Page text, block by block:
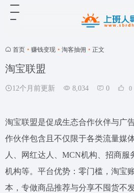
首页 • 赚钱变现 • 淘客抽佣 • 正文
淘宝联盟
12个月前更新 8,034 0 0
淘宝联盟是促成生态合作伙伴与广
作伙伴包含且不仅限于各类流量媒
人、网红达人、MCN机构、招商服
机构等。平台优势：零门槛，淘宝
本，专做商品推荐与分享不囤货不